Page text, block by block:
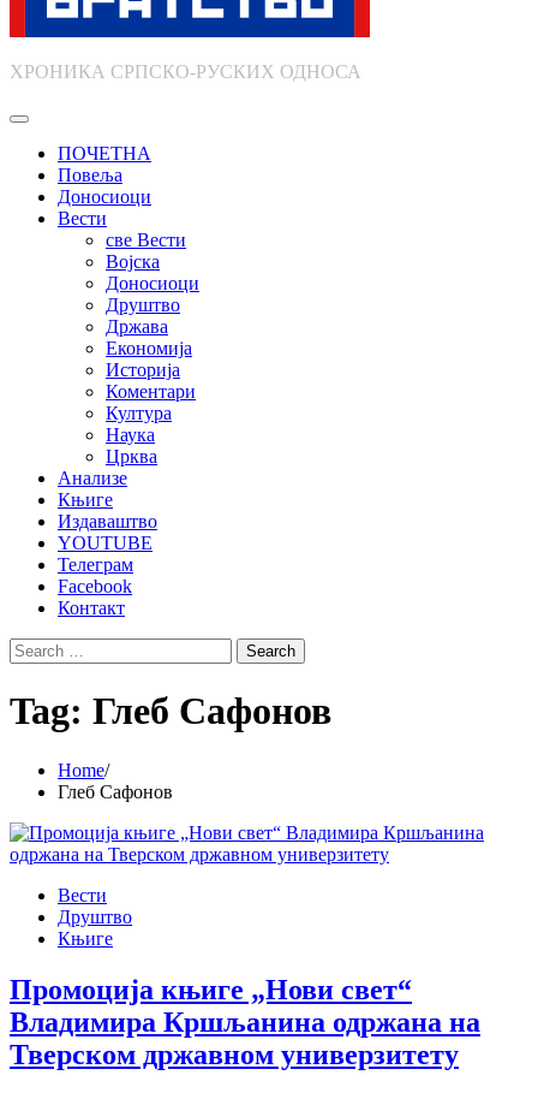
ХРОНИКА СРПСКО-РУСКИХ ОДНОСА
ПОЧЕТНА
Повеља
Доносиоци
Вести
све Вести
Војска
Доносиоци
Друштво
Држава
Економија
Историја
Коментари
Култура
Наука
Црква
Анализе
Књиге
Издаваштво
YOUTUBE
Телеграм
Facebook
Контакт
Search
for:
Tag: Глеб Сафонов
Home
Глеб Сафонов
Вести
Друштво
Књиге
Промоција књиге „Нови свет“
Владимира Кршљанина одржана на
Тверском државном универзитету